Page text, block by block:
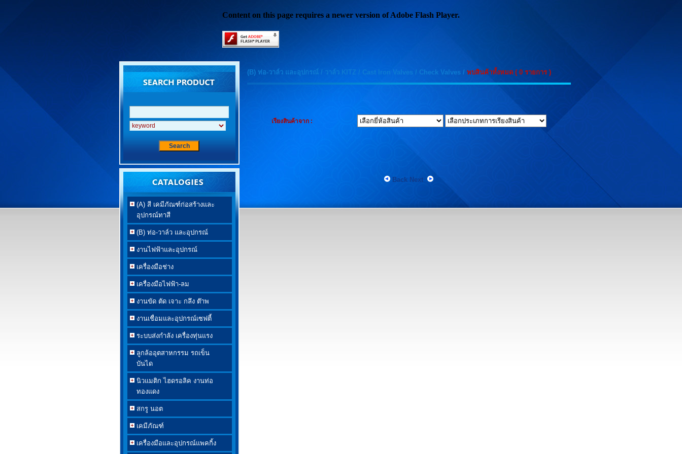
Content on this page requires a newer version of Adobe Flash Player.
(A) สี เคมีภัณฑ์ก่อสร้างและ
อุปกรณ์ทาสี
(B) ท่อ-วาล์ว และอุปกรณ์
งานไฟฟ้าและอุปกรณ์
เครื่องมือช่าง
เครื่องมือไฟฟ้า-ลม
งานขัด ตัด เจาะ กลึง ต๊าพ
งานเชื่อมและอุปกรณ์เซฟตี้
ระบบส่งกำลัง เครื่องทุ่นแรง
ลูกล้ออุตสาหกรรม รถเข็น
บันได
นิวแมติก ไฮดรอลิค งานท่อ
ทองแดง
สกรู นอต
เคมีภัณฑ์
เครื่องมือและอุปกรณ์แพคกิ้ง
(B) ท่อ-วาล์ว และอุปกรณ์/ วาล์ว KITZ Cast Iron Valves / Check Valves / พบสินค้าทั้งหมด ( 0 รายการ )
เรียงสินค้าจาก :
Back Next